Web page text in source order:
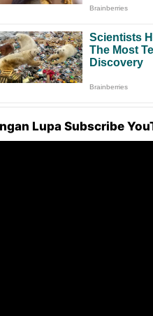
Lupa Subscribe